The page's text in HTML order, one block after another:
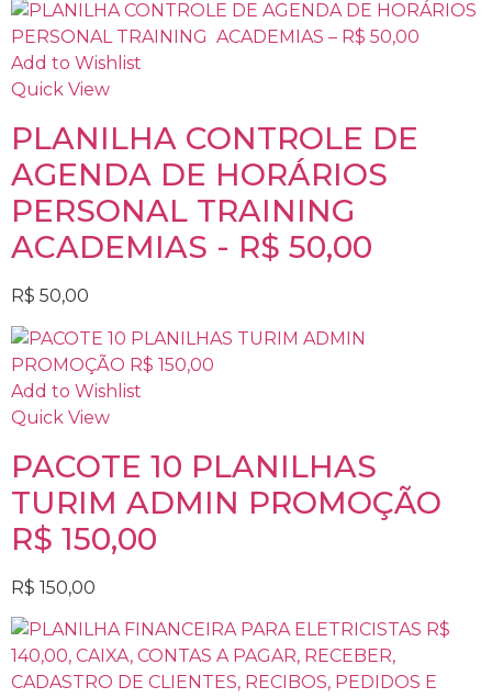
Add to Wishlist
Quick View
PLANILHA CONTROLE DE
AGENDA DE HORÁRIOS
PERSONAL TRAINING
ACADEMIAS - R$ 50,00
R$ 50,00
Add to Wishlist
Quick View
PACOTE 10 PLANILHAS
TURIM ADMIN PROMOÇÃO
R$ 150,00
R$ 150,00